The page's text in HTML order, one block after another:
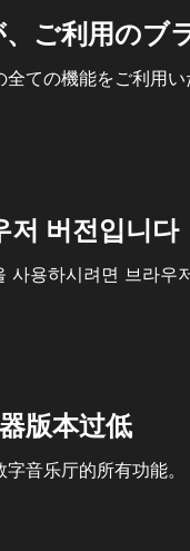
ご利用のブ
ての機能をご利用
저 버전입니다
사용하시려면 브라우
版本过低
音乐厅的所有功能。